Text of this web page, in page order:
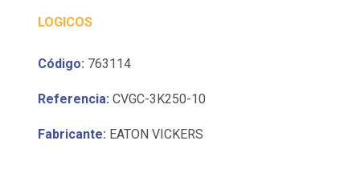
LOGICOS
Código: 763114
Referencia: CVGC-3K250-10
Fabricante: EATON VICKERS